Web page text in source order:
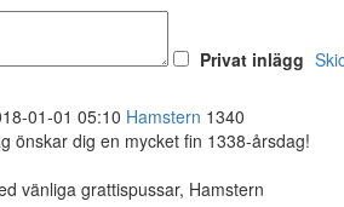
Privat inlägg
01-01 05:10 Hamstern 1340
önskar dig en mycket fin 1338-årsdag!
vänliga grattispussar, Hamstern